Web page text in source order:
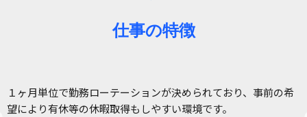
仕事の特徴
１ヶ月単位で勤務ローテーションが決められており、事前の希
望により有休等の休暇取得もしやすい環境です。